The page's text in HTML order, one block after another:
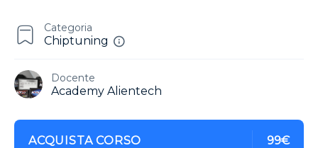
Categoria
Chiptuning
Docente
Academy Alientech
ACQUISTA CORSO 99€